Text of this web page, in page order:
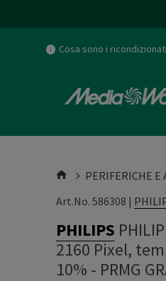
Cosa sono i ricondizionati
PERIFERICHE E
Art.No. 586308 |
PHILIPS
2160 Pixel,
10% - PRMG